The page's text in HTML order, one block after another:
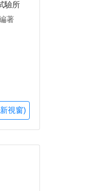
驗所
著
視窗)